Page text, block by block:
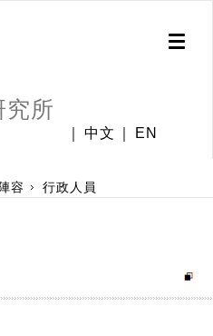
Toggle
究所
中文 EN
容 行政人員